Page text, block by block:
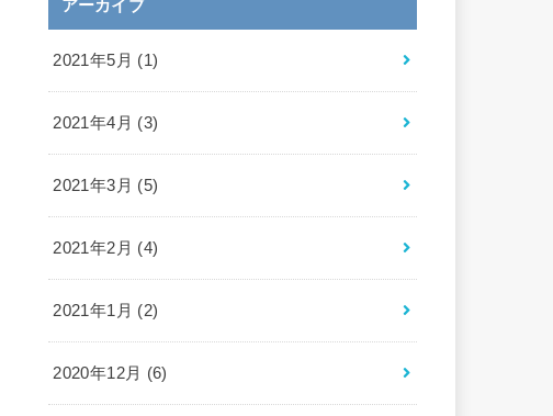
アーカイブ
2021年5月 (1)
2021年4月 (3)
2021年3月 (5)
2021年2月 (4)
2021年1月 (2)
2020年12月 (6)